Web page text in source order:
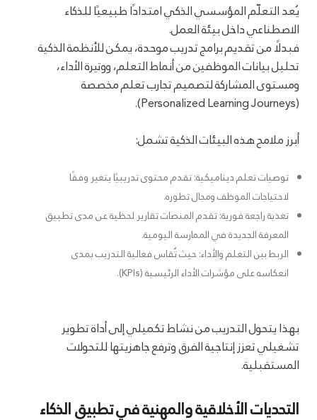
يُعد التعلّم المؤسسي الذكي امتدادًا طبيعيًا للذكاء
الاصطناعي داخل بيئة العمل.
فبدلًا من تقديم برامج تدريب موحدة، يمكن للأنظمة الذكية
تحليل بيانات الموظفين من أنماط التعلم، ووتيرة الأداء،
ومستوى المشاركة لتصميم تجارب تعلم مخصصة
(Personalized Learning Journeys).
أبرز ملامح هذه البيئات الذكية تشمل:
توصيات تعلم ديناميكية: تقدم محتوى تدريبيًا يتغير وفقًا
لاحتياجات الموظف ومجال تطوره.
تغذية راجعة فورية: تقدم المنصات تقارير لحظية عن مدى تطبيق
المعرفة الجديدة في الممارسة اليومية.
الربط بين التعلم والأداء: حيث تُقاس فعالية التدريب بمدى
انعكاسه على مؤشرات الأداء الرئيسية (KPIs).
بهذا يتحول التدريب من نشاط تكميلي إلى أداة تطوير
تشغيلي تعزز إنتاجية الفرق وترفع جاهزيتها للتحولات
المستقبلية.
التحديات الأخلاقية والمهنية في تطبيق الذكاء